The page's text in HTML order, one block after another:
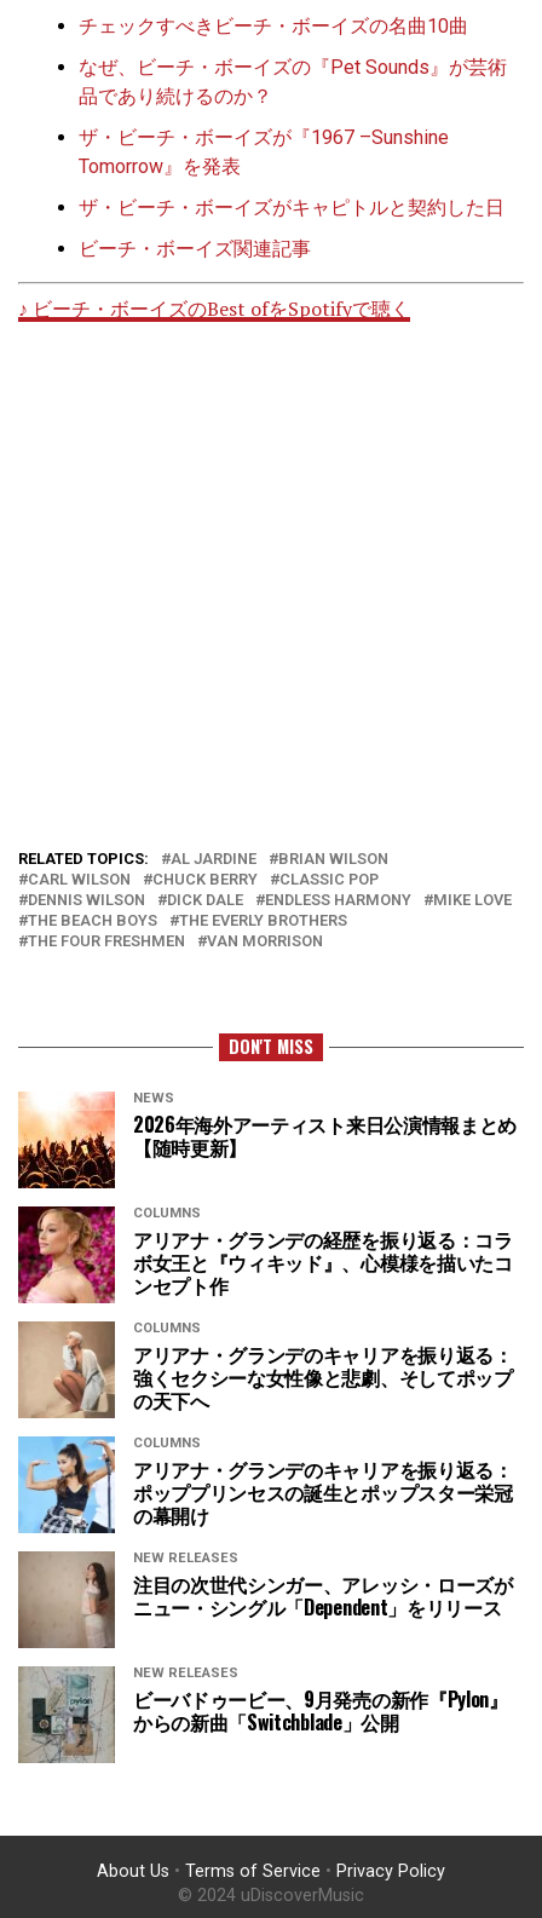
チェックすべきビーチ・ボーイズの名曲10曲
なぜ、ビーチ・ボーイズの『Pet Sounds』が芸術
品であり続けるのか？
ザ・ビーチ・ボーイズが『1967 –Sunshine
Tomorrow』を発表
ザ・ビーチ・ボーイズがキャピトルと契約した日
ビーチ・ボーイズ関連記事
♪ ビーチ・ボーイズのBest ofをSpotifyで聴く
RELATED TOPICS: AL JARDINE
BRIAN WILSON
CARL WILSON
CHUCK BERRY
CLASSIC POP
DENNIS WILSON
DICK DALE ENDLESS HARMONY
MIKE LOVE
THE BEACH BOYS
THE EVERLY BROTHERS
THE FOUR FRESHMEN
VAN MORRISON
DON'T MISS
NEWS
2026年海外アーティスト来日公演情報まとめ
【随時更新】
COLUMNS
アリアナ・グランデの経歴を振り返る：コラ
ボ女王と『ウィキッド』、心模様を描いたコ
ンセプト作
COLUMNS
アリアナ・グランデのキャリアを振り返る：
強くセクシーな女性像と悲劇、そしてポップ
の天下へ
COLUMNS
アリアナ・グランデのキャリアを振り返る：
ポッププリンセスの誕生とポップスター栄冠
の幕開け
NEW RELEASES
注目の次世代シンガー、アレッシ・ローズが
ニュー・シングル「Dependent」をリリース
NEW RELEASES
ビーバドゥービー、9月発売の新作『Pylon』
からの新曲「Switchblade」公開
About Us • Terms of Service • Privacy Policy
© 2024 uDiscoverMusic